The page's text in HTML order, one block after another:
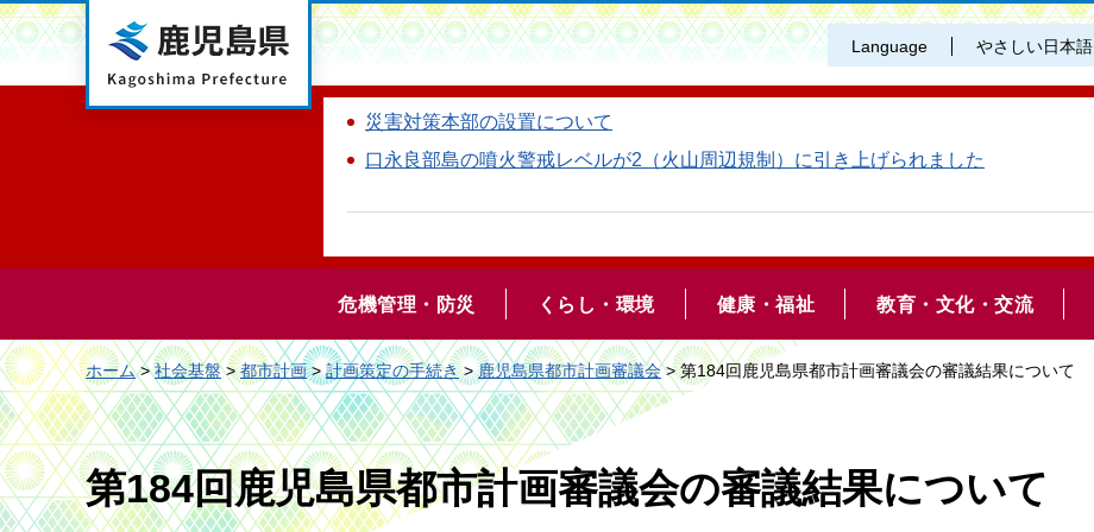
鹿児島県 Language やさしい日本語
災害対策本部の設置について
口永良部島の噴火警戒レベルが2（火山周辺規制）に引き上げられました
危機管理・防災 くらし・環境 健康・福祉 教育・文化・交流
ホーム>社会基盤>都市計画>計画策定の手続き>鹿児島県都市計画審議会> 第184回鹿児島県都市計画審議会の審議結果について
第184回鹿児島県都市計画審議会の審議結果について